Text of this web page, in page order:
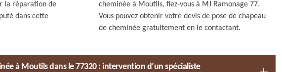
la réparation de
dans cette
cheminée à Moutils, fiez-vous à MJ Ramonage 77.
Vous pouvez obtenir votre devis de pose de chapeau
de cheminée gratuitement en le contactant.
à Moutils dans le 77320 : intervention d’un spécialiste